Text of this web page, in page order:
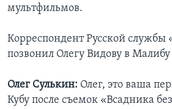
мультфильмов.
Корреспондент Русской службы
позвонил Олегу Видову в
Олег Сулькин: Олег, это ваша
Кубу после съемок «Всадника